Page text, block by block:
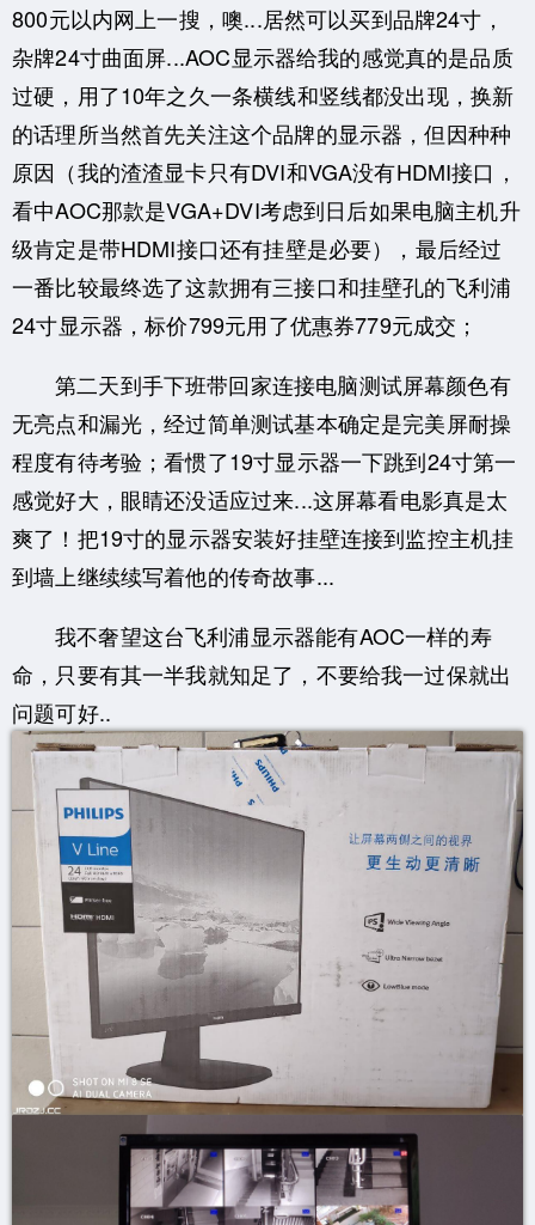
800元以内网上一搜，噢...居然可以买到品牌24寸，
杂牌24寸曲面屏...AOC显示器给我的感觉真的是品质
过硬，用了10年之久一条横线和竖线都没出现，换新
的话理所当然首先关注这个品牌的显示器，但因种种
原因（我的渣渣显卡只有DVI和VGA没有HDMI接口，
看中AOC那款是VGA+DVI考虑到日后如果电脑主机升
级肯定是带HDMI接口还有挂壁是必要），最后经过
一番比较最终选了这款拥有三接口和挂壁孔的飞利浦
24寸显示器，标价799元用了优惠券779元成交；
第二天到手下班带回家连接电脑测试屏幕颜色有
无亮点和漏光，经过简单测试基本确定是完美屏耐操
程度有待考验；看惯了19寸显示器一下跳到24寸第一
感觉好大，眼睛还没适应过来...这屏幕看电影真是太
爽了！把19寸的显示器安装好挂壁连接到监控主机挂
到墙上继续续写着他的传奇故事...
我不奢望这台飞利浦显示器能有AOC一样的寿
命，只要有其一半我就知足了，不要给我一过保就出
问题可好..